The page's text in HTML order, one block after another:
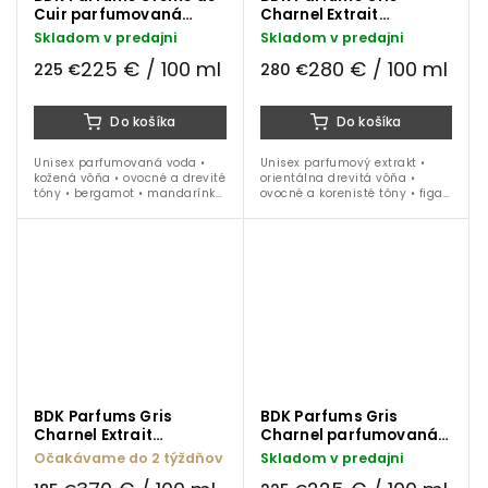
Cuir parfumovaná
voda 100 ml
Skladom v predajni
225 €225 € / 100 ml
Do košíka
Unisex parfumovaná voda •
kožená vôňa • ovocné a drevité
tóny • bergamot • mandarínka
semiš • vanilka • pižmo •
Charnel Extrait
parfumový extrakt 100
Skladom v predajni
280 €280 € / 100 ml
Do košíka
Unisex parfumový extrakt •
orientálna drevitá vôňa •
ovocné a korenisté tóny • figa •
céder • santalové drevo •
BDK Parfums Gris
Charnel Extrait
parfumový extrakt 50
Očakávame do 2 týždňov
BDK Parfums Gris
Charnel parfumovaná
voda 100 ml
Skladom v predajni